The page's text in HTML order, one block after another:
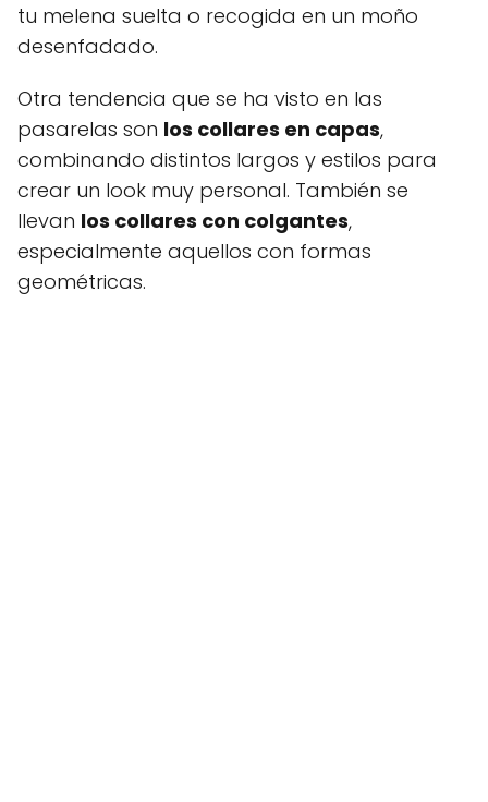
tu melena suelta o recogida en un moño
desenfadado.
Otra tendencia que se ha visto en las
pasarelas son los collares en capas,
combinando distintos largos y estilos para
crear un look muy personal. También se
llevan los collares con colgantes,
especialmente aquellos con formas
geométricas.